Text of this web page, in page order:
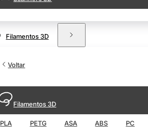
Filamentos 3D
Voltar
Filamentos 3D
PLA PETG ASA ABS PC